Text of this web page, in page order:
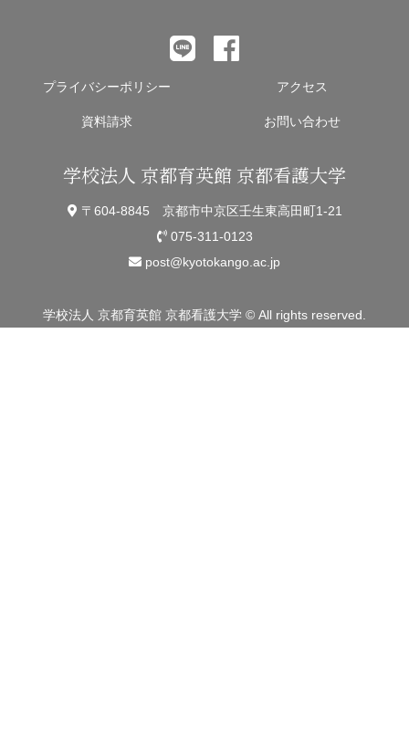
プライバシーポリシー アクセス
資料請求 お問い合わせ
学校法人 京都育英館 京都看護大学
〒604-8845 京都市中京区壬生東高田町1-21
075-311-0123
post@kyotokango.ac.jp
学校法人 京都育英館 京都看護大学 © All rights reserved.